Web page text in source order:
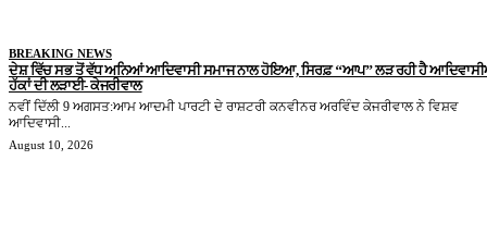
BREAKING NEWS
ਦੇਸ਼ ਵਿੱਚ ਸਭ ਤੋਂ ਵੱਧ ਅਨਿਆਂ ਆਦਿਵਾਸੀ ਸਮਾਜ ਨਾਲ ਹੋਇਆ, ਸਿਰਫ਼ ‘‘ਆਪ’’ ਲੜ ਰਹੀ ਹੈ
ਹੱਕਾਂ ਦੀ ਲੜਾਈ- ਕੇਜਰੀਵਾਲ
ਨਵੀਂ ਦਿੱਲੀ 9 ਅਗਸਤ:ਆਮ ਆਦਮੀ ਪਾਰਟੀ ਦੇ ਰਾਸ਼ਟਰੀ ਕਨਵੀਨਰ ਅਰਵਿੰਦ ਕੇਜਰੀਵਾਲ ਨੇ ਵਿਸ਼ਵ
ਆਦਿਵਾਸੀ...
August 10, 2026